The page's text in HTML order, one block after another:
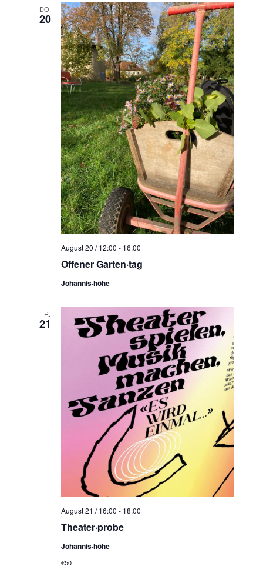
DO.
20
Offener Garten·tag
August 20 / 12:00 - 16:00
Johannis·höhe
FR.
21
Theater·probe
August 21 / 16:00 - 18:00
Johannis·höhe
€50